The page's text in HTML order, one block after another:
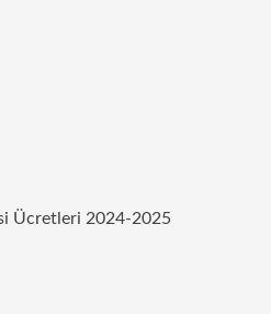
Ücretleri 2024-2025